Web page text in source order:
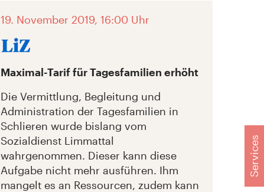
Services
19. November 2019, 16:00 Uhr
Maximal-Tarif für Tagesfamilien erhöht
Die Vermittlung, Begleitung und
Administration der Tagesfamilien in
Schlieren wurde bislang vom
Sozialdienst Limmattal
wahrgenommen. Dieser kann diese
Aufgabe nicht mehr ausführen. Ihm
mangelt es an Ressourcen, zudem kann